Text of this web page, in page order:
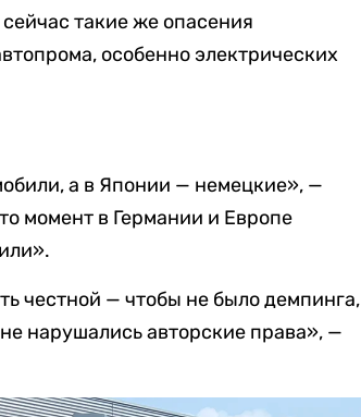
такие же опасения
особенно электрических
а в Японии — немецкие», —
момент в Германии и Европе
честной — чтобы не было демпинга,
нарушались авторские права», —